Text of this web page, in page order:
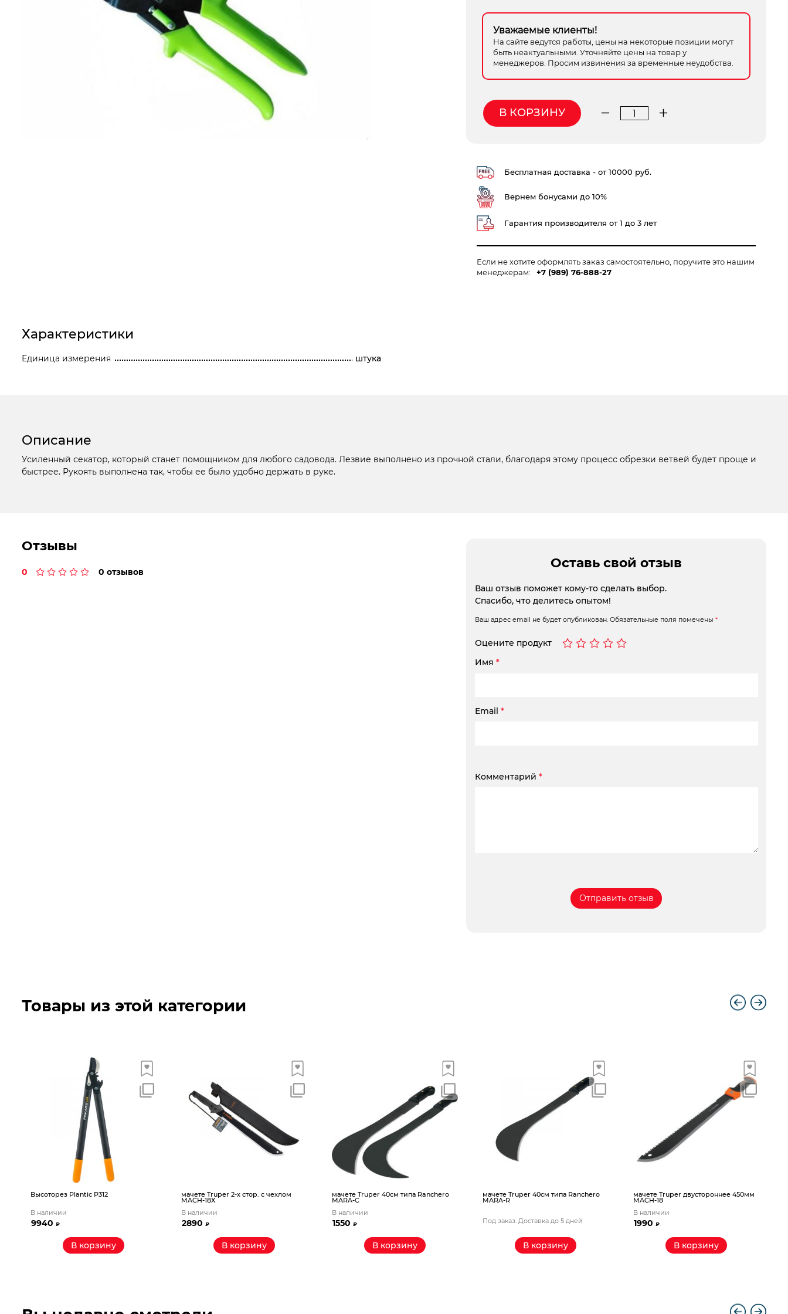
Компрессорное оборудование
Электроинструмент
Электрохозтовары
Уважаемые клиенты!
На сайте ведутся работы, цены на некоторые позиции могут
быть неактуальными. Уточняйте цены на товар у
менеджеров. Просим извинения за временные неудобства.
Количество
с
Spitz
В КОРЗИНУ
Бесплатная доставка - от 10000 руб.
Вернем бонусами до 10%
Гарантия производителя от 1 до 3 лет
Если не хотите оформлять заказ самостоятельно, поручите это нашим
менеджерам:
+7 (989) 76-888-27
Характеристики
Единица измерения штука
Описание
Усиленный секатор, который станет помощником для любого садовода. Лезвие выполнено из прочной стали, благодаря этому процесс обрезки ветвей будет проще и
быстрее. Рукоять выполнена так, чтобы ее было удобно держать в руке.
Отзывы
0 0 отзывов
Оставь свой отзыв
Ваш отзыв поможет кому-то сделать выбор.
Спасибо, что делитесь опытом!
Ваш адрес email не будет опубликован. Обязательные поля помечены *
Оцените продукт
Имя *
Email *
Комментарий *
Товары из этой категории
Высоторез Plantic P312
В наличии
9940₽
В корзину
мачете Truper 2-х стор. с чехлом
MACH-18Х
В наличии
2890₽
В корзину
мачете Truper 40см типа Ranchero
MARA-C
В наличии
1550₽
В корзину
мачете Truper 40см типа Ranchero
MARA-R
Под заказ. Доставка до 5 дней
В корзину
мачете Truper двустороннее 450мм
MACH-18
В наличии
1990₽
В корзину